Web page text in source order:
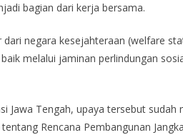
bagian dari kerja bersama.
negara kesejahteraan (welfare
melalui jaminan perlindungan
Jawa Tengah, upaya tersebut sudah
Rencana Pembangunan